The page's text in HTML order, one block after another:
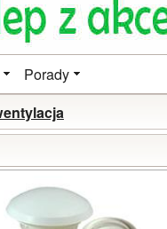
Porady